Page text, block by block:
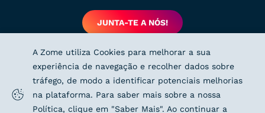
JUNTA-TE A NÓS!
A Zome utiliza Cookies para melhorar a sua
experiência de navegação e recolher dados sobre
tráfego, de modo a identificar potenciais melhorias
na plataforma. Para saber mais sobre a nossa
Política, clique em "Saber Mais". Ao continuar a